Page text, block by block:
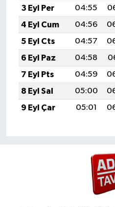
3 Eyl Per
04:55
4 Eyl Cum
04:56
5 Eyl Cts
04:57
6 Eyl Paz
04:58
7 Eyl Pts
04:59
8 Eyl Sal
05:00
9 Eyl Çar
05:01